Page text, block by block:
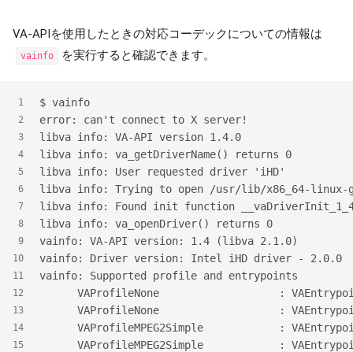
VA-APIを使用したときの対応コーデックについての情報は
vainfo を実行すると確認できます。
1
2
3
4
5
6
7
8
9
10
11
12
13
14
15
$ vainfo
error: can't connect to X server!
libva info: VA-API version 1.4.0
libva info: va_getDriverName() returns 0
libva info: User requested driver 'iHD'
libva info: Trying to open /usr/lib/x86_64-linux-
libva info: Found init function
libva info: va_openDriver() returns 0
vainfo: VA-API version: 1.4 (libva 2.1.0)
vainfo: Driver version: Intel iHD driver - 2.0.0
vainfo: Supported profile and entrypoints
VAProfileNone
VAProfileNone
VAProfileMPEG2Simple
VAProfileMPEG2Simple